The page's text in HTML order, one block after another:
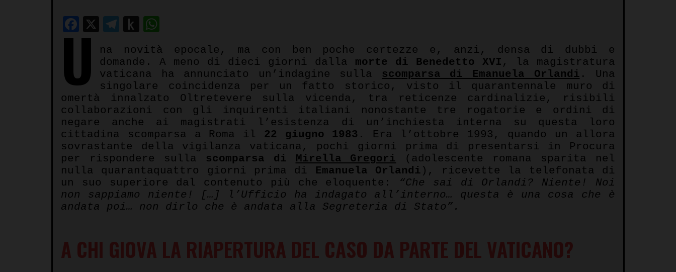
Facebook
X Telegram
Push
Kindle
U na novità epocale, ma con ben poche certezze e, anzi, densa di dubbi e
domande. A meno di dieci giorni dalla morte di Benedetto XVI , la magistratura
vaticana ha annunciato un’indagine sulla scomparsa di Emanuela Orlandi . Una
singolare coincidenza per un fatto storico, visto il quarantennale muro di
omertà innalzato Oltretevere sulla vicenda, tra reticenze cardinalizie, risibili
collaborazioni con gli inquirenti italiani nonostante tre rogatorie e ordini di
negare anche ai magistrati l’esistenza di un’inchiesta interna su questa loro
cittadina scomparsa a Roma il 22 giugno 1983 . Era l’ottobre 1993, quando un allora
sovrastante della vigilanza vaticana, pochi giorni prima di presentarsi in Procura
per rispondere sulla scomparsa di Mirella Gregori (adolescente romana sparita nel
nulla quarantaquattro giorni prima di
Emanuela Orlandi ), ricevette la telefonata di
un suo superiore dal contenuto più che eloquente:
“Che sai di Orlandi? Niente! Noi
non sappiamo niente! […] l’Ufficio ha indagato all’interno… questa è una cosa che è
andata poi… non dirlo che è andata alla Segreteria di Stato”.
A CHI GIOVA LA RIAPERTURA DEL CASO DA PARTE DEL VATICANO?